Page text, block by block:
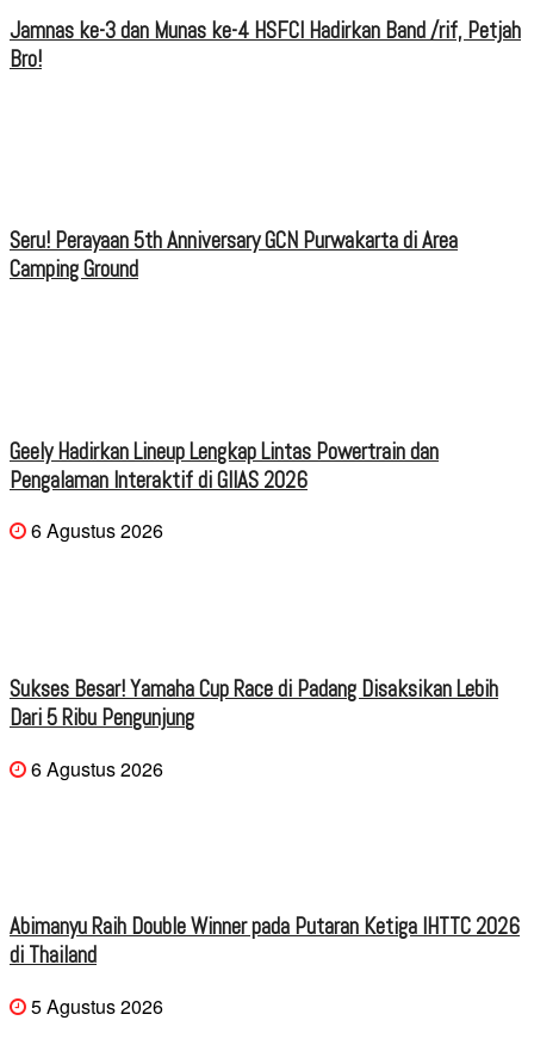
Jamnas ke-3 dan Munas ke-4 HSFCI Hadirkan Band /rif, Petjah
Bro!
Seru! Perayaan 5th Anniversary GCN Purwakarta di Area
Camping Ground
Geely Hadirkan Lineup Lengkap Lintas Powertrain dan
Pengalaman Interaktif di GIIAS 2026
6 Agustus 2026
Sukses Besar! Yamaha Cup Race di Padang Disaksikan Lebih
Dari 5 Ribu Pengunjung
6 Agustus 2026
Abimanyu Raih Double Winner pada Putaran Ketiga IHTTC 2026
di Thailand
5 Agustus 2026